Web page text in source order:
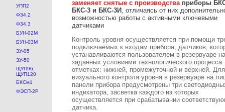
УПП2
Ф34.2
Ф34.3
БУН-02М
БУН-03М
ЗУ-05
ЗУ-50
ЩУП96,
ЩУП120
БКСм1
ФЭСП-2Р
заменяет снятые с производстваприборы
БКС-3 и БКС-3И , отличаясь от них
возможностью работы с активными ключевыми
датчиками
Контроль уровня осуществляется при помощи
подключаемых к входам прибора, датчиков,
устанавливаются пользователем в резервуаре на
заданных условиями технологического процесса
отметках: нижней, промежуточной и верхней. Для
визуального контроля уровня в резервуаре на
панели прибора предусмотрены три
индикатора, засветка каждого из которых
осуществляется при срабатывании
датчика.